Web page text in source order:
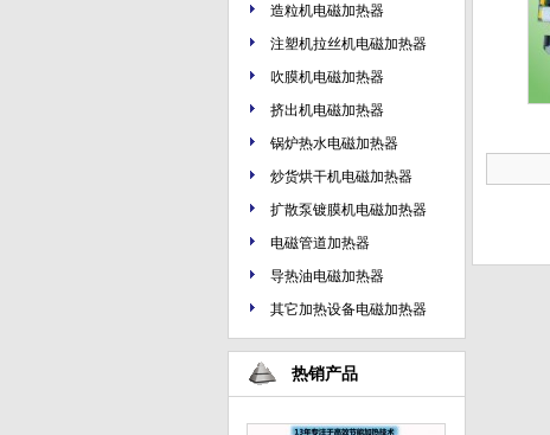
造粒机电磁加热器
注塑机拉丝机电磁加热器
吹膜机电磁加热器
挤出机电磁加热器
锅炉热水电磁加热器
炒货烘干机电磁加热器
扩散泵镀膜机电磁加热器
电磁管道加热器
导热油电磁加热器
其它加热设备电磁加热器
热销产品